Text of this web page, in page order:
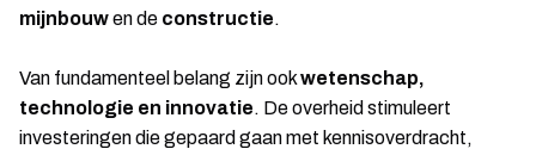
mijnbouwen de constructie.
Van fundamenteel belang zijn ookwetenschap,
technologie en innovatie. De overheid stimuleert
investeringen die gepaard gaan met kennisoverdracht,